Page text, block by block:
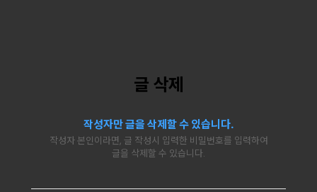
글 삭제
작성자만 글을 삭제할 수 있습니다.
작성자 본인이라면, 글 작성시 입력한 비밀번호를 입력하여
글을 삭제할 수 있습니다.